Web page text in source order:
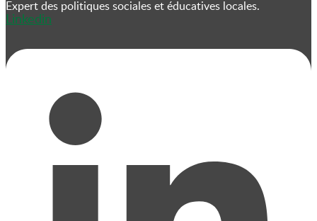
Expert des politiques sociales et éducatives locales.
Linkedin